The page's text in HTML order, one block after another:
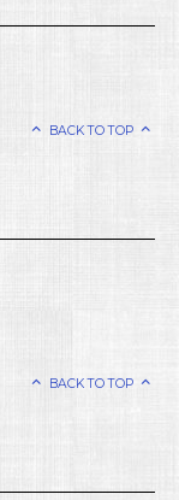
BACK TO TOP
BACK TO TOP